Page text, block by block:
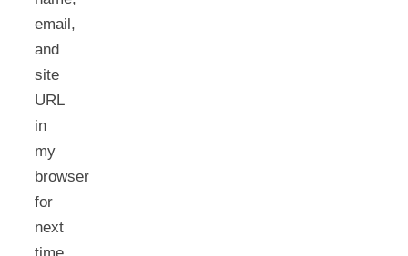
email,
and
site
URL
in
my
browser
for
next